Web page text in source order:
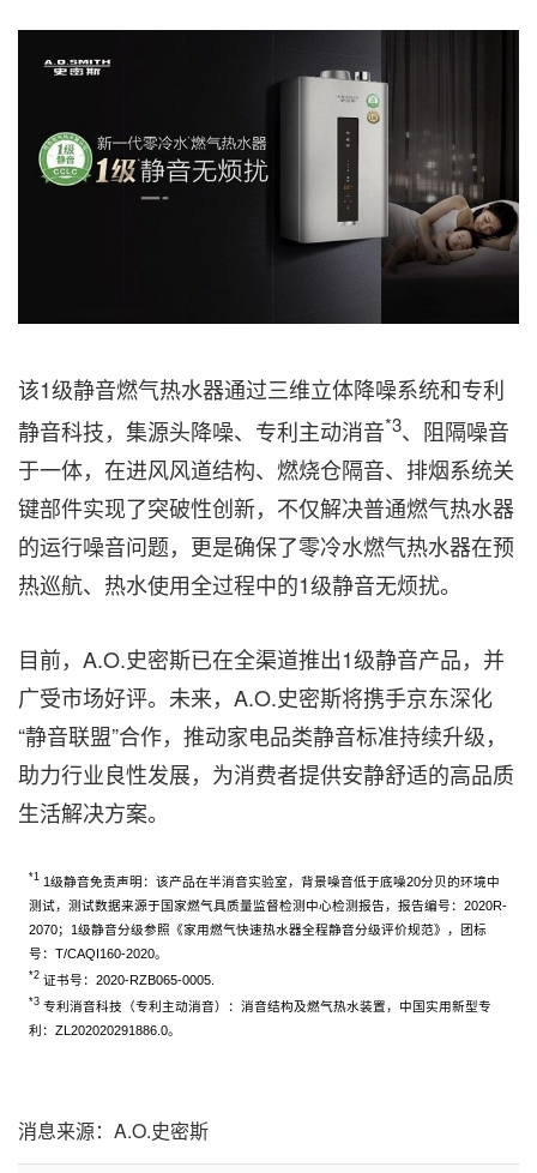
该1级静音燃气热水器通过三维立体降噪系统和专利
静音科技，集源头降噪、专利主动消音*3、阻隔噪音
于一体，在进风风道结构、燃烧仓隔音、排烟系统关
键部件实现了突破性创新，不仅解决普通燃气热水器
的运行噪音问题，更是确保了零冷水燃气热水器在预
热巡航、热水使用全过程中的1级静音无烦扰。
目前，A.O.史密斯已在全渠道推出1级静音产品，并
广受市场好评。未来，A.O.史密斯将携手京东深化
“静音联盟”合作，推动家电品类静音标准持续升级，
助力行业良性发展，为消费者提供安静舒适的高品质
生活解决方案。
*1 1级静音免责声明：该产品在半消音实验室，背景噪音低于底噪20分贝的环境中
测试，测试数据来源于国家燃气具质量监督检测中心检测报告，报告编号：2020R-
2070；1级静音分级参照《家用燃气快速热水器全程静音分级评价规范》，团标
号：T/CAQI160-2020。
*2 证书号：2020-RZB065-0005.
*3 专利消音科技（专利主动消音）：消音结构及燃气热水装置，中国实用新型专
利：ZL202020291886.0。
消息来源：A.O.史密斯